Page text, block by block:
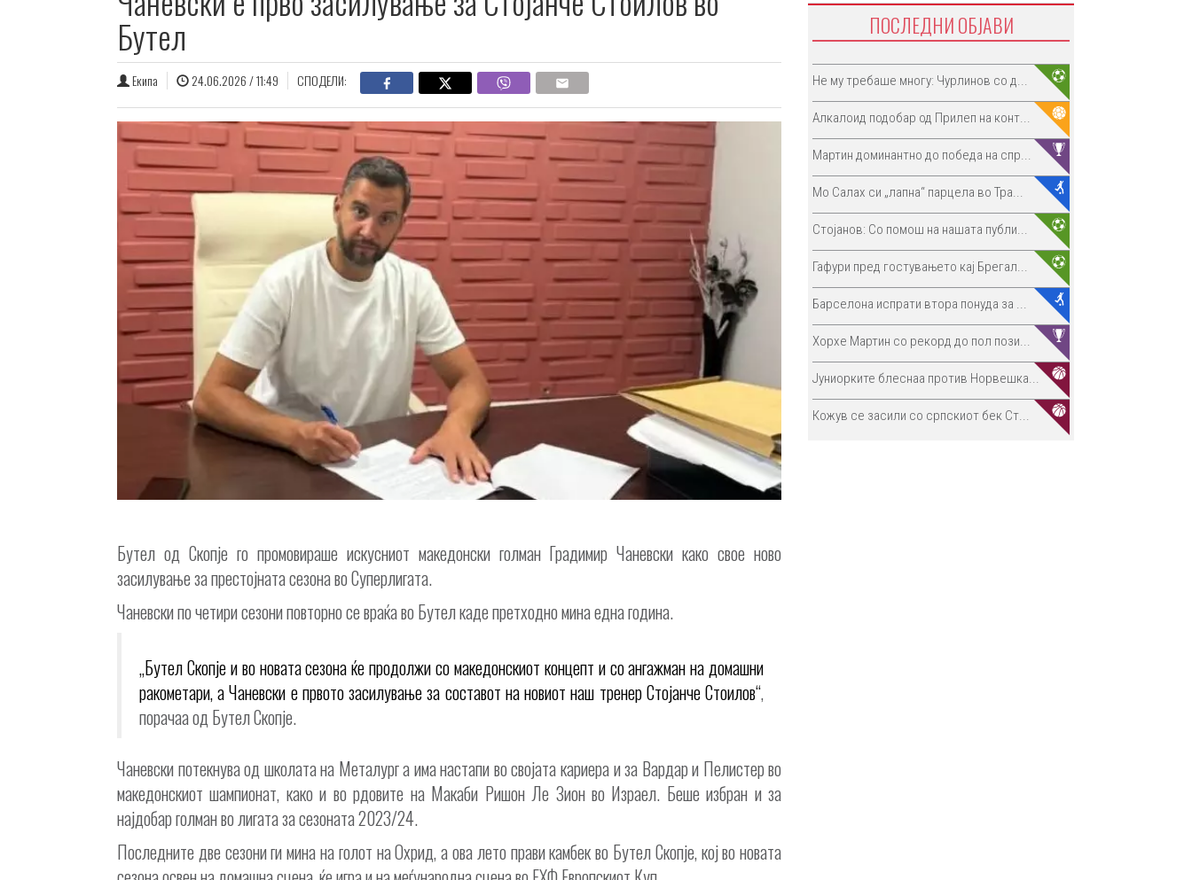
Бутел
Екипа 24.06.2026 / 11:49 СПОДЕЛИ:
Бутел од Скопје го промовираше искусниот македонски голман Градимир Чаневски како свое ново
засилување за престојната сезона во Суперлигата.
Чаневски по четири сезони повторно се враќа во Бутел каде претходно мина една година.
„Бутел Скопје и во новата сезона ќе продолжи со македонскиот концепт и со ангажман на домашни
ракометари, а Чаневски е првото засилување за составот на новиот наш тренер Стојанче Стоилов“,
порачаа од Бутел Скопје.
Чаневски потекнува од школата на Металург а има настапи во својата кариера и за Вардар и Пелистер во
македонскиот шампионат, како и во рдовите на Макаби Ришон Ле Зион во Израел. Беше избран и за
најдобар голман во лигата за сезоната 2023/24.
Последните две сезони ги мина на голот на Охрид, а ова лето прави камбек во Бутел Скопје, кој во новата
ПОСЛЕДНИ ОБЈАВИ
Не му требаше многу: Чурлинов со д...
Алкалоид подобар од Прилеп на конт...
Мартин доминантно до победа на спр...
Мо Салах си „лапна“ парцела во Тра...
Стојанов: Со помош на нашата публи...
Гафури пред гостувањето кај Брегал...
Барселона испрати втора понуда за ...
Хорхе Мартин со рекорд до пол пози...
Јуниорките блеснаа против Норвешка...
Кожув се засили со српскиот бек Ст...